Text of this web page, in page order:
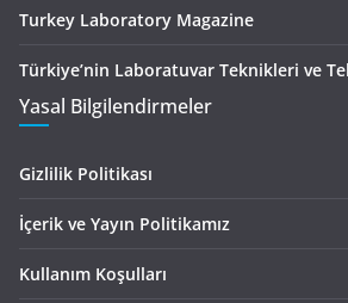
Turkey Laboratory Magazine
Türkiye’nin Laboratuvar Teknikleri ve
Yasal Bilgilendirmeler
Gizlilik Politikası
İçerik ve Yayın Politikamız
Kullanım Koşulları